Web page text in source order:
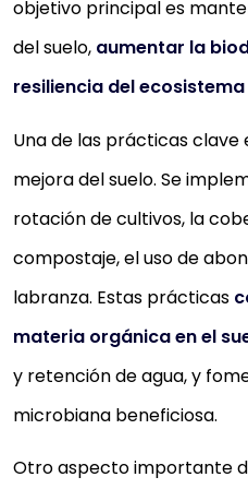
objetivo principal es
del suelo, aumentar la
resiliencia del
Una de las prácticas clave
mejora del suelo. Se
rotación de cultivos, la
compostaje, el uso de
labranza. Estas prácticas
materia orgánica en el
y retención de agua, y
microbiana beneficiosa.
Otro aspecto importante